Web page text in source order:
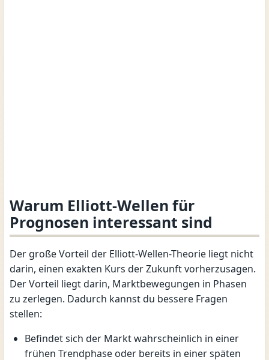
Warum Elliott-Wellen für
Prognosen interessant sind
Der große Vorteil der Elliott-Wellen-Theorie liegt nicht
darin, einen exakten Kurs der Zukunft vorherzusagen.
Der Vorteil liegt darin, Marktbewegungen in Phasen
zu zerlegen. Dadurch kannst du bessere Fragen
stellen:
Befindet sich der Markt wahrscheinlich in einer
frühen Trendphase oder bereits in einer späten